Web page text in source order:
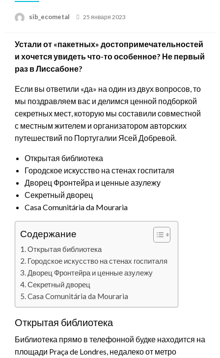
sib_ecometal
Posted
25 января 2023
Устали от «пакетных» достопримечательностей
и хочется увидеть что-то особенное? Не первый
раз в Лиссабоне?
Если вы ответили «да» на один из двух вопросов, то
мы поздравляем вас и делимся ценной подборкой
секретных мест, которую мы составили совместной
с местным жителем и организатором авторских
путешествий по Португалии Ясей Добревой.
Открытая библиотека
Городское искусство на стенах госпиталя
Дворец Фронтейра и ценные азулежу
Секретный дворец
Casa Comunitária da Mouraria
Содержание
Открытая библиотека
Городское искусство на стенах госпиталя
Дворец Фронтейра и ценные азулежу
Секретный дворец
Casa Comunitária da Mouraria
Открытая библиотека
Библиотека прямо в телефонной будке находится на
площади Praça de Londres, недалеко от метро